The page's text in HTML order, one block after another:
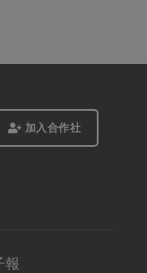
加入合作社
報